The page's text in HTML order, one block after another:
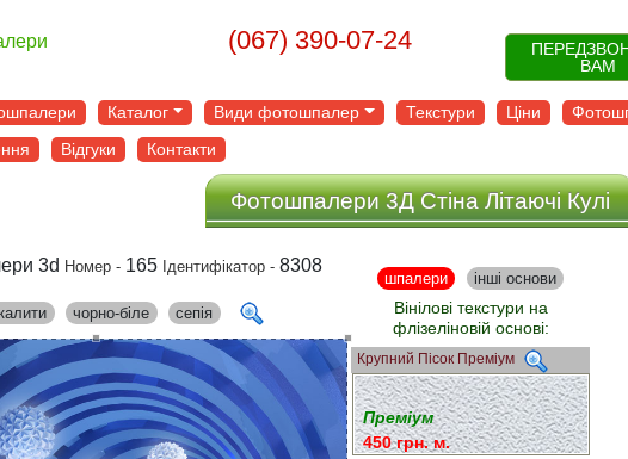
(067) 390-07-24
ВАМ
Каталог Види фотошпалер Текстури Ціни
Відгуки Контакти
Фотошпалери 3Д Стіна Літаючі Кулі
3d Номер - 165 Ідентифікатор - 8308
чорно-біле сепія
шпалери інші основи
Вінілові текстури на
флізеліновій основі:
Крупний Пісок Преміум
Преміум
450 грн. м.